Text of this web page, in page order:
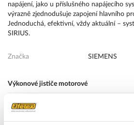
napájení, jako u příslušného napájecího
výrazně zjednodušuje zapojení hlavního
Jednoduchá, efektivní, vždy aktuální –
SIRIUS.
Značka SIEMENS
Výkonové jističe motorové
Technika aktivace